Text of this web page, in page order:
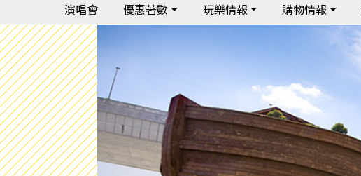
演唱會 優惠著數 玩樂情報 購物情報